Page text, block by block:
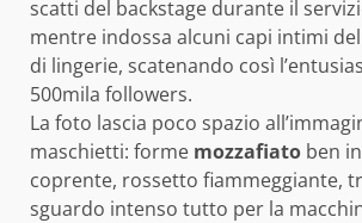
scatti del backstage durante il
mentre indossa alcuni capi intimi
di lingerie, scatenando così
500mila followers.
La foto lascia poco spazio
maschietti: forme mozzafiato ben
coprente, rossetto fiammeggiante,
sguardo intenso tutto per la